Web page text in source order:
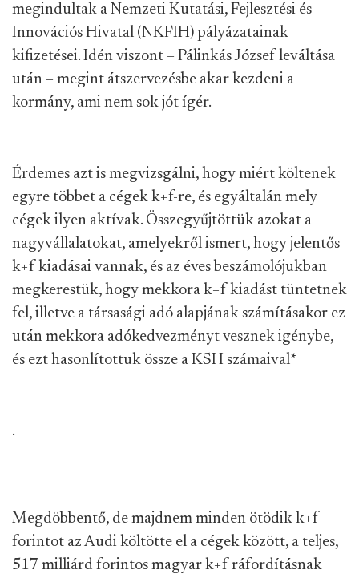
megindultak a Nemzeti Kutatási, Fejlesztési és
Innovációs Hivatal (NKFIH) pályázatainak
kifizetései. Idén viszont – Pálinkás József leváltása
után – megint átszervezésbe akar kezdeni a
kormány, ami nem sok jót ígér.
Érdemes azt is megvizsgálni, hogy miért költenek
egyre többet a cégek k+f-re, és egyáltalán mely
cégek ilyen aktívak. Összegyűjtöttük azokat a
nagyvállalatokat, amelyekről ismert, hogy jelentős
k+f kiadásai vannak, és az éves beszámolójukban
megkerestük, hogy mekkora k+f kiadást tüntetnek
fel, illetve a társasági adó alapjának számításakor ez
után mekkora adókedvezményt vesznek igénybe,
és ezt hasonlítottuk össze a KSH számaival*
.
Megdöbbentő, de majdnem minden ötödik k+f
forintot az Audi költötte el a cégek között, a teljes,
517 milliárd forintos magyar k+f ráfordításnak